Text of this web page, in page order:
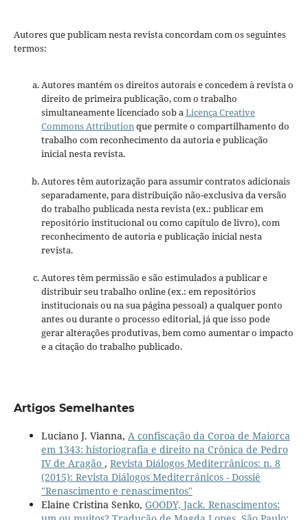
Autores que publicam nesta revista concordam com os seguintes
termos:
Autores mantém os direitos autorais e concedem à revista o
direito de primeira publicação, com o trabalho
simultaneamente licenciado sob a Licença Creative
Commons Attribution que permite o compartilhamento do
trabalho com reconhecimento da autoria e publicação
inicial nesta revista.
Autores têm autorização para assumir contratos adicionais
separadamente, para distribuição não-exclusiva da versão
do trabalho publicada nesta revista (ex.: publicar em
repositório institucional ou como capítulo de livro), com
reconhecimento de autoria e publicação inicial nesta
revista.
Autores têm permissão e são estimulados a publicar e
distribuir seu trabalho online (ex.: em repositórios
institucionais ou na sua página pessoal) a qualquer ponto
antes ou durante o processo editorial, já que isso pode
gerar alterações produtivas, bem como aumentar o impacto
e a citação do trabalho publicado.
Artigos Semelhantes
Luciano J. Vianna, A confiscação da Coroa de Maiorca
em 1343: historiografia e direito na Crônica de Pedro
IV de Aragão , Revista Diálogos Mediterrânicos: n. 8
(2015): Revista Diálogos Mediterrânicos - Dossiê
"Renascimento e renascimentos"
Elaine Cristina Senko, GOODY, Jack. Renascimentos: